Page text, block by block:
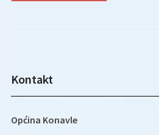
Kontakt
Općina Konavle